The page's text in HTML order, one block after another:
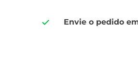
Envie o pedido